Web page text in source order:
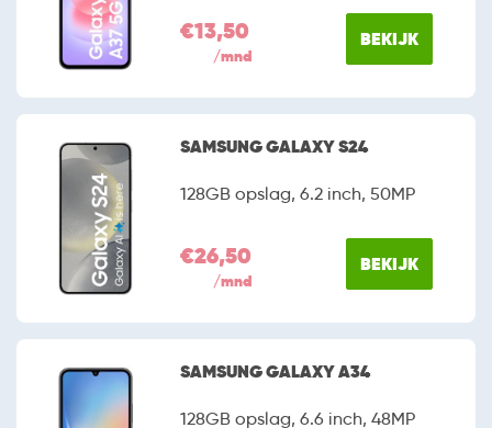
€13,50
/mnd
BEKIJK
SAMSUNG GALAXY S24
128GB opslag, 6.2 inch, 50MP
€26,50
/mnd
BEKIJK
SAMSUNG GALAXY A34
128GB opslag, 6.6 inch, 48MP